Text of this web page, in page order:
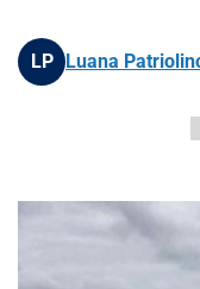
LP Luana